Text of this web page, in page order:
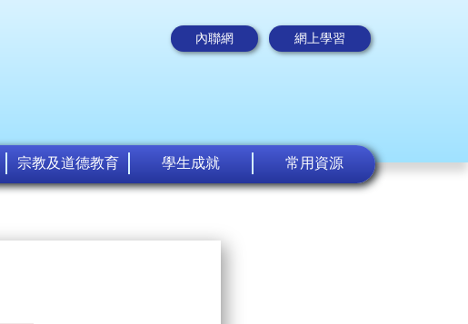
內聯網 網上學習
宗教及道德教育 學生成就 常用資源